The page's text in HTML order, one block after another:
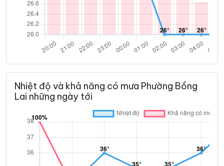
Nhiệt độ và khả năng có mưa Phường Bồng
Lai những ngày tới